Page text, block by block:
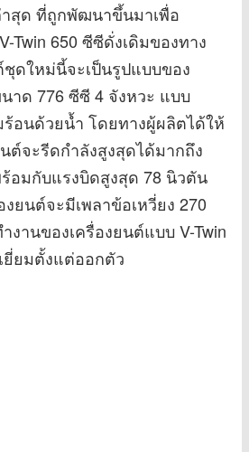
สุด ที่ถูกพัฒนาขึ้นมาเพื่อ
Twin 650 ซีซีดั่งเดิมของทาง
ดใหม่นี้จะเป็นรูปแบบของ
าด 776 ซีซี 4 จังหวะ แบบ
ร้อนด้วยน้ำ โดยทางผู้ผลิตได้ให้
ต์จะรีดกำลังสูงสุดได้มากถึง
อมกับแรงบิดสูงสุด 78 นิวตัน
ยนต์จะมีเพลาข้อเหวี่ยง 270
งานของเครื่องยนต์แบบ V-Twin
ยี่ยมตั้งแต่ออกตัว